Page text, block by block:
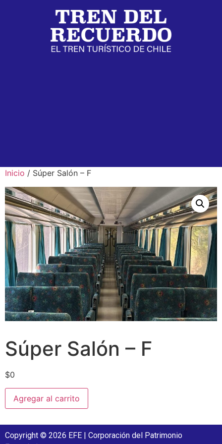
Inicio / Súper Salón – F
Súper Salón – F
$0
Agregar al carrito
Copyright © 2026 EFE | Corporación del Patrimonio